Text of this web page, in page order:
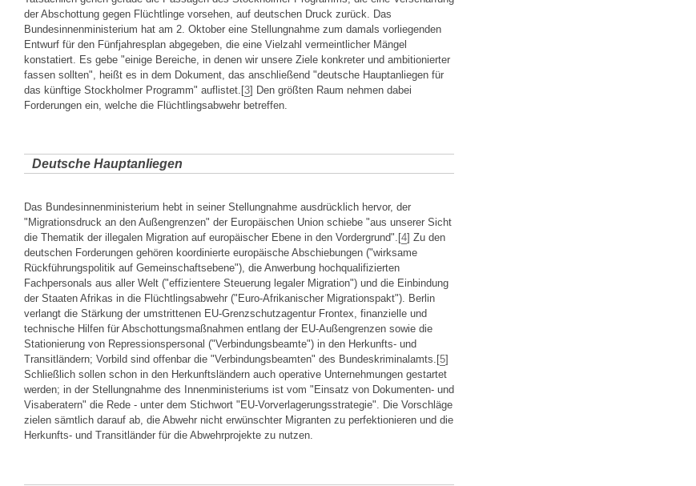
der Abschottung gegen Flüchtlinge vorsehen, auf deutschen Druck zurück. Das
Bundesinnenministerium hat am 2. Oktober eine Stellungnahme zum damals vorliegenden
Entwurf für den Fünfjahresplan abgegeben, die eine Vielzahl vermeintlicher Mängel
konstatiert. Es gebe "einige Bereiche, in denen wir unsere Ziele konkreter und ambitionierter
fassen sollten", heißt es in dem Dokument, das anschließend "deutsche Hauptanliegen für
das künftige Stockholmer Programm" auflistet.[3] Den größten Raum nehmen dabei
Forderungen ein, welche die Flüchtlingsabwehr betreffen.
Deutsche Hauptanliegen
Das Bundesinnenministerium hebt in seiner Stellungnahme ausdrücklich hervor, der
"Migrationsdruck an den Außengrenzen" der Europäischen Union schiebe "aus unserer Sicht
die Thematik der illegalen Migration auf europäischer Ebene in den Vordergrund".[4] Zu den
deutschen Forderungen gehören koordinierte europäische Abschiebungen ("wirksame
Rückführungspolitik auf Gemeinschaftsebene"), die Anwerbung hochqualifizierten
Fachpersonals aus aller Welt ("effizientere Steuerung legaler Migration") und die Einbindung
der Staaten Afrikas in die Flüchtlingsabwehr ("Euro-Afrikanischer Migrationspakt"). Berlin
verlangt die Stärkung der umstrittenen EU-Grenzschutzagentur Frontex, finanzielle und
technische Hilfen für Abschottungsmaßnahmen entlang der EU-Außengrenzen sowie die
Stationierung von Repressionspersonal ("Verbindungsbeamte") in den Herkunfts- und
Transitländern; Vorbild sind offenbar die "Verbindungsbeamten" des Bundeskriminalamts.[5]
Schließlich sollen schon in den Herkunftsländern auch operative Unternehmungen gestartet
werden; in der Stellungnahme des Innenministeriums ist vom "Einsatz von Dokumenten- und
Visaberatern" die Rede - unter dem Stichwort "EU-Vorverlagerungsstrategie". Die Vorschläge
zielen sämtlich darauf ab, die Abwehr nicht erwünschter Migranten zu perfektionieren und die
Herkunfts- und Transitländer für die Abwehrprojekte zu nutzen.